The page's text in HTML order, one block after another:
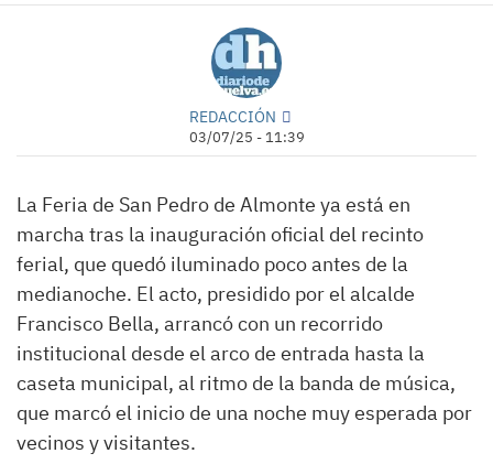
REDACCIÓN
03/07/25 - 11:39
La Feria de San Pedro de Almonte ya está en
marcha tras la inauguración oficial del recinto
ferial, que quedó iluminado poco antes de la
medianoche. El acto, presidido por el alcalde
Francisco Bella, arrancó con un recorrido
institucional desde el arco de entrada hasta la
caseta municipal, al ritmo de la banda de música,
que marcó el inicio de una noche muy esperada por
vecinos y visitantes.